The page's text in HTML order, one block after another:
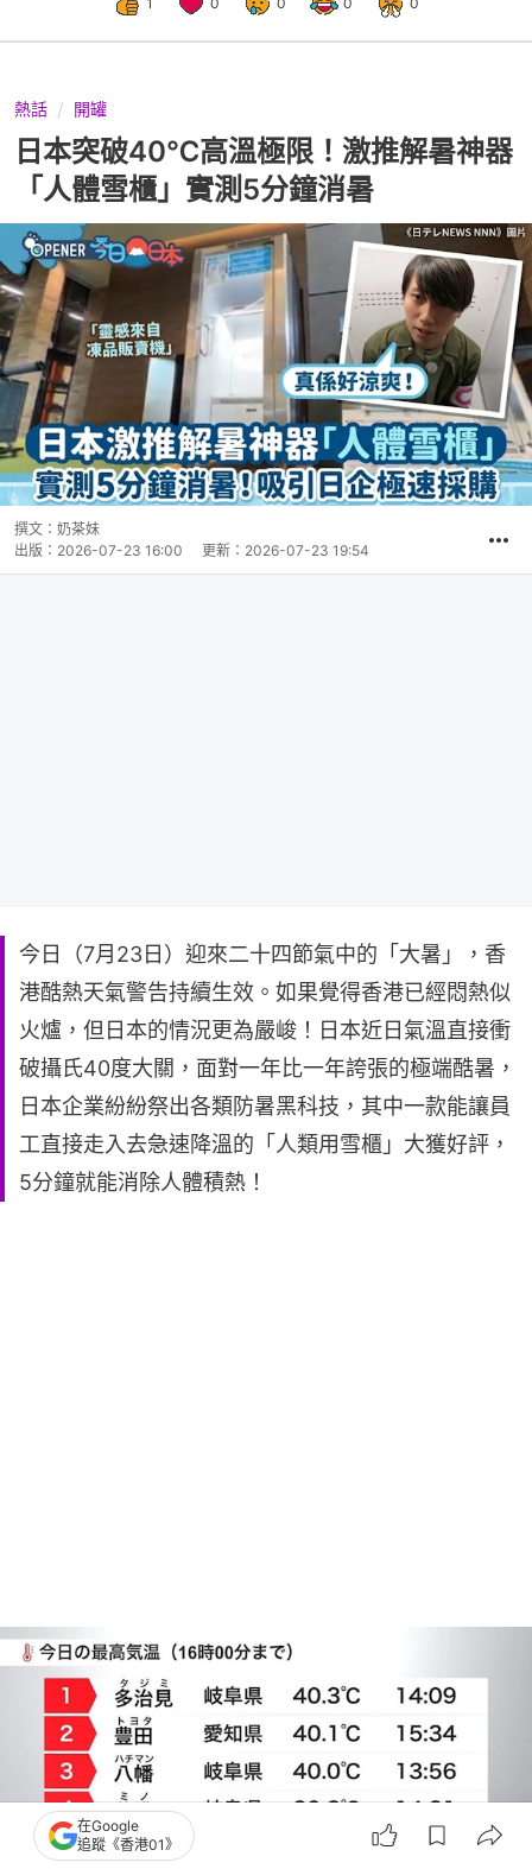
熱話 開罐
日本突破40℃高溫極限！激推解暑神器
「人體雪櫃」實測5分鐘消暑
撰文： 奶茶妹
出版： 2026-07-23 16:00 更新： 2026-07-23 19:54
今日（7月23日）迎來二十四節氣中的「大暑」，香
港酷熱天氣警告持續生效。如果覺得香港已經悶熱似
火爐，但日本的情況更為嚴峻！日本近日氣溫直接衝
破攝氏40度大關，面對一年比一年誇張的極端酷暑，
日本企業紛紛祭出各類防暑黑科技，其中一款能讓員
工直接走入去急速降溫的「人類用雪櫃」大獲好評，
5分鐘就能消除人體積熱！
在Google
追蹤《香港01》